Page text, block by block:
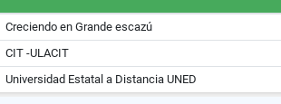
Creciendo en Grande escazú
CIT -ULACIT
Universidad Estatal a Distancia UNED